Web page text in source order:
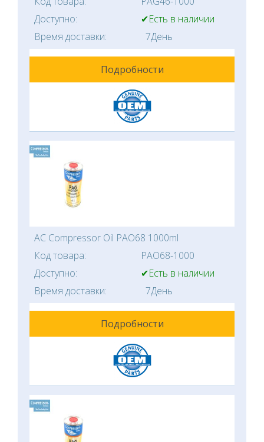
Доступно:
✔Есть в наличии
Время доставки:
7День
Подробности
AC Compressor Oil PAO68 1000ml
Код товара:
PAO68-1000
Доступно:
✔Есть в наличии
Время доставки:
7День
Подробности